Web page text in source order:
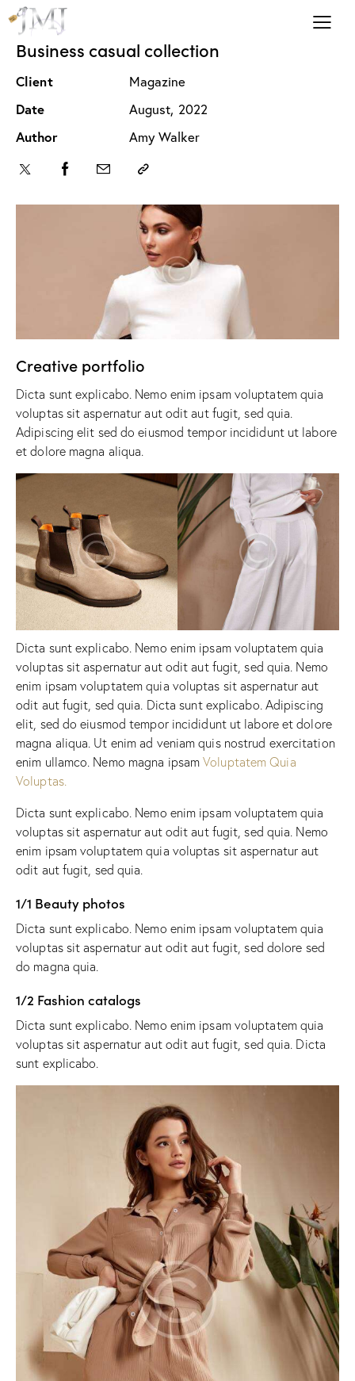
Business casual collection
Client Magazine
Date August, 2022
Author Amy Walker
Creative portfolio
Dicta sunt explicabo. Nemo enim ipsam voluptatem quia
voluptas sit aspernatur aut odit aut fugit, sed quia.
Adipiscing elit sed do eiusmod tempor incididunt ut labore
et dolore magna aliqua.
Dicta sunt explicabo. Nemo enim ipsam voluptatem quia
voluptas sit aspernatur aut odit aut fugit, sed quia. Nemo
enim ipsam voluptatem quia voluptas sit aspernatur aut
odit aut fugit, sed quia. Dicta sunt explicabo. Adipiscing
elit, sed do eiusmod tempor incididunt ut labore et dolore
magna aliqua. Ut enim ad veniam quis nostrud exercitation
enim ullamco. Nemo magna ipsamVoluptatem Quia
Voluptas.
Dicta sunt explicabo. Nemo enim ipsam voluptatem quia
voluptas sit aspernatur aut odit aut fugit, sed quia. Nemo
enim ipsam voluptatem quia voluptas sit aspernatur aut
odit aut fugit, sed quia.
1/1 Beauty photos
Dicta sunt explicabo. Nemo enim ipsam voluptatem quia
voluptas sit aspernatur aut odit aut fugit, sed dolore sed
do magna quia.
1/2 Fashion catalogs
Dicta sunt explicabo. Nemo enim ipsam voluptatem quia
voluptas sit aspernatur aut odit aut fugit, sed quia. Dicta
sunt explicabo.